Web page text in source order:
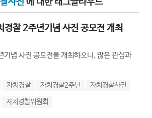
경찰 2주년기념 사진 공모전 개최
사진 공모전을 개최하오니, 많은 관심과
자치경찰 자치경찰2주년 자치경찰사진
자치경찰위원회